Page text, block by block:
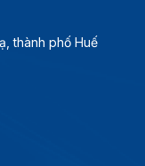
thành phố Huế